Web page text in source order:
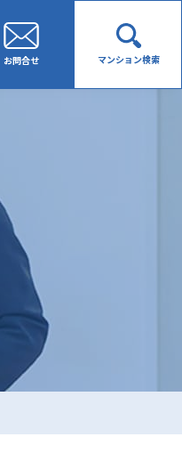
お問合せ マンション検索